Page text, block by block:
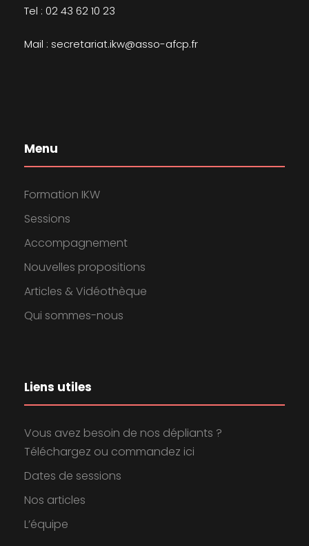
Tel : 02 43 62 10 23
Mail : secretariat.ikw@asso-afcp.fr
Menu
Formation IKW
Sessions
Accompagnement
Nouvelles propositions
Articles & Vidéothèque
Qui sommes-nous
Liens utiles
Vous avez besoin de nos dépliants ?
Téléchargez ou commandez ici
Dates de sessions
Nos articles
L’équipe